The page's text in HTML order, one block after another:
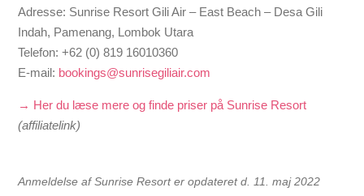
Adresse: Sunrise Resort Gili Air – East Beach – Desa Gili
Indah, Pamenang, Lombok Utara
Telefon: +62 (0) 819 16010360
E-mail: bookings@sunrisegiliair.com
→ Her du læse mere og finde priser på Sunrise Resort
(affiliatelink)
Anmeldelse af Sunrise Resort er opdateret d. 11. maj 2022